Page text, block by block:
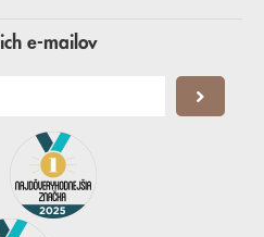
e-mailov